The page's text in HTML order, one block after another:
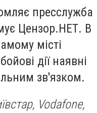
пресслужба
Цензор.НЕТ. В
місті
дії наявні
зв'язком.
Vodafone,